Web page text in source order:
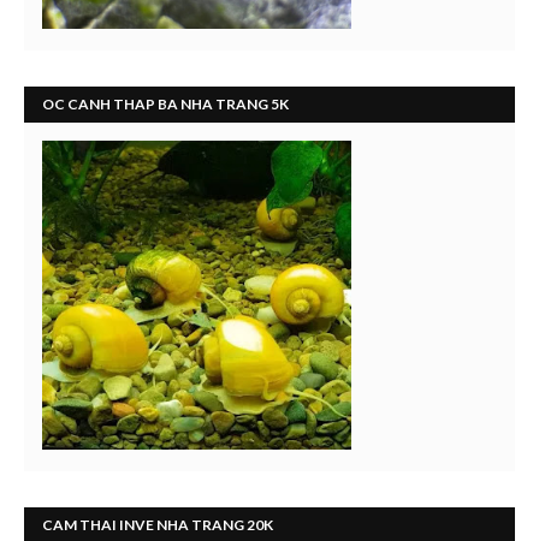
OC CANH THAP BA NHA TRANG 5K
CAM THAI INVE NHA TRANG 20K